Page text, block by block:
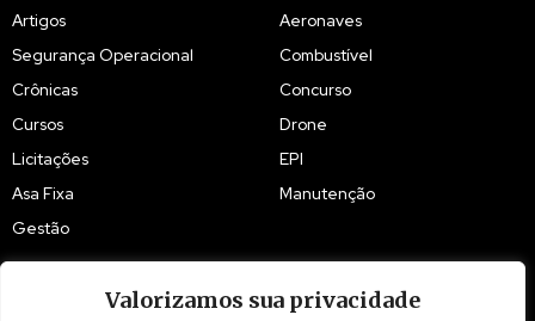
Valorizamos sua privacidade
Artigos
Segurança Operacional
Crônicas
Cursos
Licitações
Asa Fixa
Gestão
Aeronaves
Combustível
Concurso
Drone
EPI
Manutenção